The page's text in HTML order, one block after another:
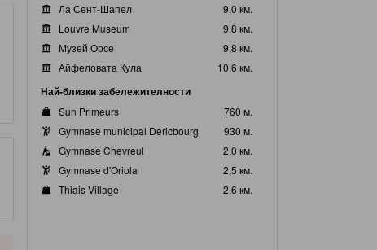
Ла Сент-Шапел
9,0 км.
Louvre Museum
9,8 км.
Музей Орсе
9,8 км.
Айфеловата Кула
10,6 км.
Най-близки забележителности
Sun Primeurs
760 м.
Gymnase municipal Dericbourg
930 м.
Gymnase Chevreul
2,0 км.
Gymnase d'Oriola
2,5 км.
Thiais Village
2,6 км.